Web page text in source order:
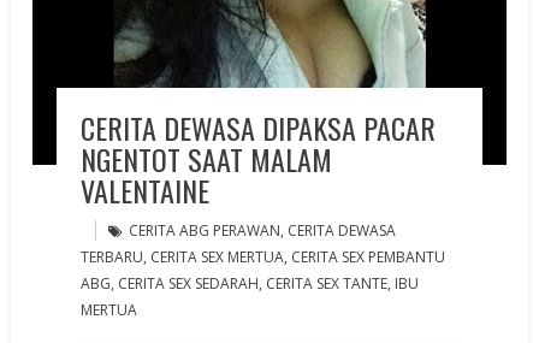
CERITA DEWASA DIPAKSA PACAR
NGENTOT SAAT MALAM
VALENTAINE
CERITA ABG PERAWAN, CERITA DEWASA
TERBARU, CERITA SEX MERTUA, CERITA SEX PEMBANTU
ABG, CERITA SEX SEDARAH, CERITA SEX TANTE, IBU
MERTUA